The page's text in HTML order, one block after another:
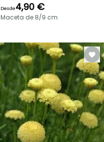
Desde4,90 €
Maceta de 8/9 cm